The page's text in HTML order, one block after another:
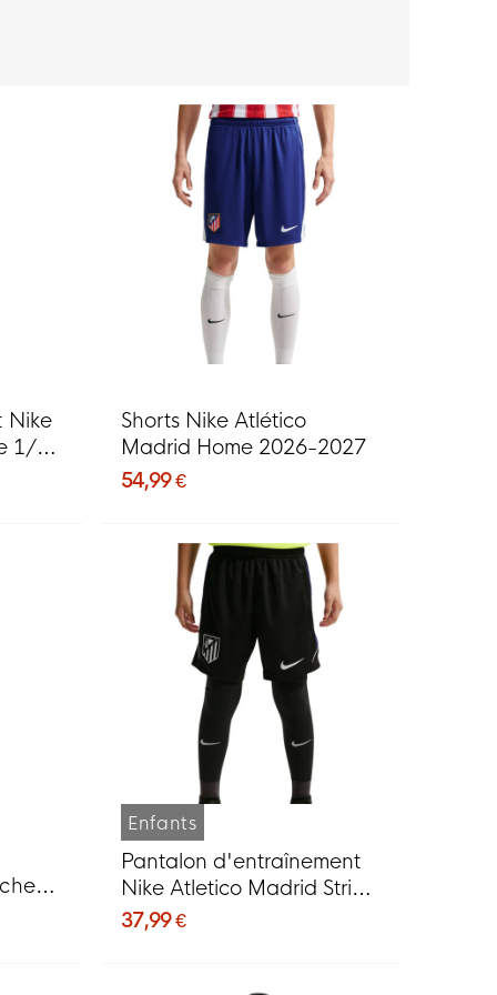
Nike
1/4-
Shorts Nike Atlético
Madrid Home 2026-2027
54,99 €
Enfants
Pantalon d'entraînement
Nike Atletico Madrid Strike
2026-2027 pour Enfants,
37,99 €